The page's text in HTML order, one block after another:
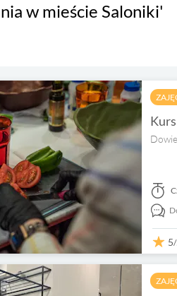
w mieście Saloniki'
5